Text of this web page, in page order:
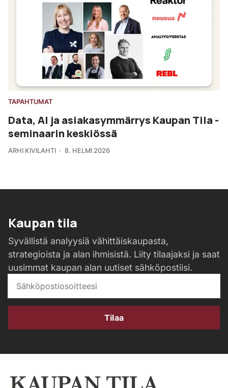
TAPAHTUMAT
Data, AI ja asiakasymmärrys Kaupan Tila -
seminaarin keskiössä
ARHI KIVILAHTI 8. HELMI 2026
Kaupan tila
Syvällistä analyysiä vähittäiskaupasta,
strategioista ja alan ihmisistä. Liity tilaajaksi ja saat
uusimmat kaupan alan uutiset sähköpostiisi.
Tilaa